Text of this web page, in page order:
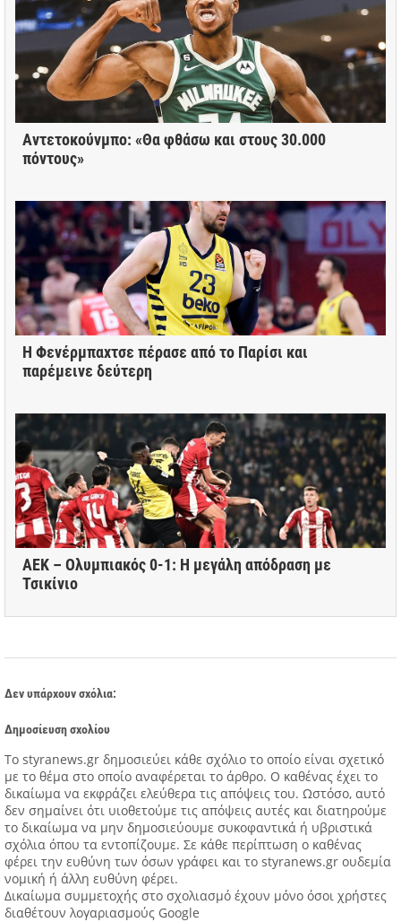
Αντετοκούνμπο: «Θα φθάσω και στους 30.000
πόντους»
Η Φενέρμπαχτσε πέρασε από το Παρίσι και
παρέμεινε δεύτερη
ΑΕΚ – Ολυμπιακός 0-1: Η μεγάλη απόδραση με
Τσικίνιο
Δεν υπάρχουν σχόλια:
Δημοσίευση σχολίου
Tο styranews.gr δημοσιεύει κάθε σχόλιο το οποίο είναι σχετικό
με το θέμα στο οποίο αναφέρεται το άρθρο. Ο καθένας έχει το
δικαίωμα να εκφράζει ελεύθερα τις απόψεις του. Ωστόσο, αυτό
δεν σημαίνει ότι υιοθετούμε τις απόψεις αυτές και διατηρούμε
το δικαίωμα να μην δημοσιεύουμε συκοφαντικά ή υβριστικά
σχόλια όπου τα εντοπίζουμε. Σε κάθε περίπτωση ο καθένας
φέρει την ευθύνη των όσων γράφει και το styranews.gr ουδεμία
νομική ή άλλη ευθύνη φέρει.
Δικαίωμα συμμετοχής στο σχολιασμό έχουν μόνο όσοι χρήστες
διαθέτουν λογαριασμούς Google